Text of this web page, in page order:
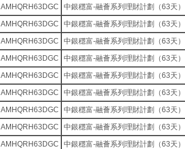
AMHQRH63DGC
中銀穩富-融薈系列理財計劃（63天）
AMHQRH63DGC
中銀穩富-融薈系列理財計劃（63天）
AMHQRH63DGC
中銀穩富-融薈系列理財計劃（63天）
AMHQRH63DGC
中銀穩富-融薈系列理財計劃（63天）
AMHQRH63DGC
中銀穩富-融薈系列理財計劃（63天）
AMHQRH63DGC
中銀穩富-融薈系列理財計劃（63天）
AMHQRH63DGC
中銀穩富-融薈系列理財計劃（63天）
AMHQRH63DGC
中銀穩富-融薈系列理財計劃（63天）
AMHQRH63DGC
中銀穩富-融薈系列理財計劃（63天）